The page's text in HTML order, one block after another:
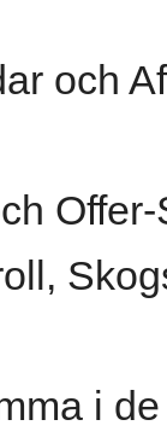
och
i